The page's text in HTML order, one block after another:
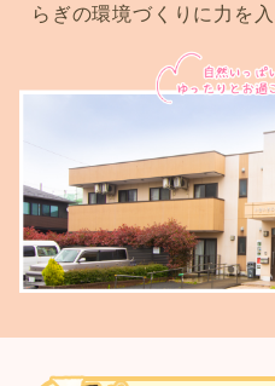
らぎの環境づくりに力を入